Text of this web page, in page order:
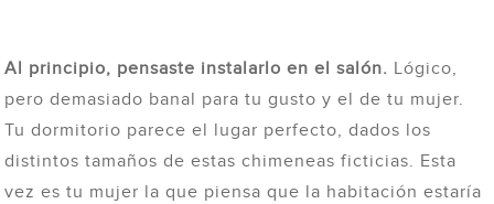
Al principio, pensaste instalarlo en el salón. Lógico,
pero demasiado banal para tu gusto y el de tu mujer.
Tu dormitorio parece el lugar perfecto, dados los
distintos tamaños de estas chimeneas ficticias. Esta
vez es tu mujer la que piensa que la habitación estaría